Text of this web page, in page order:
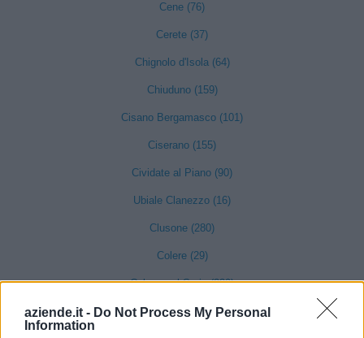
aziende.it - Do Not Process My Personal
Information
Cene (76)
Cerete (37)
Chignolo d'Isola (64)
Chiuduno (159)
Cisano Bergamasco (101)
Ciserano (155)
Cividate al Piano (90)
Ubiale Clanezzo (16)
Clusone (280)
Colere (29)
Cologno al Serio (239)
Colzate (34)